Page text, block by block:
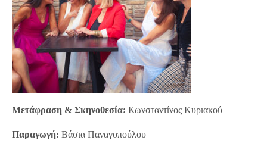
Μετάφραση & Σκηνοθεσία: Κωνσταντίνος Κυριακού
Παραγωγή: Βάσια Παναγοπούλου